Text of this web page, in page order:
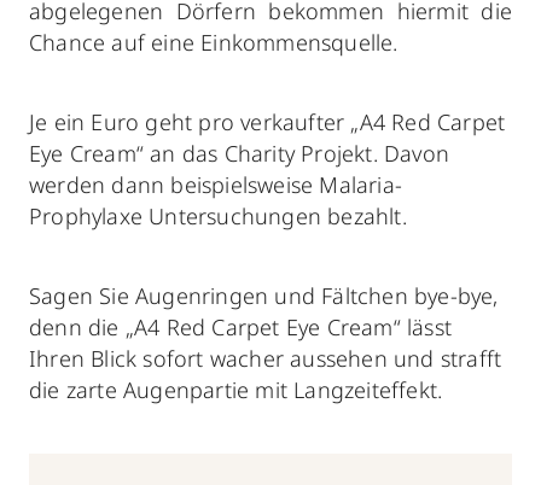
abgelegenen Dörfern bekommen hiermit die
Chance auf eine Einkommensquelle.
Je ein Euro geht pro verkaufter „A4 Red Carpet
Eye Cream“ an das Charity Projekt. Davon
werden dann beispielsweise Malaria-
Prophylaxe Untersuchungen bezahlt.
Sagen Sie Augenringen und Fältchen bye-bye,
denn die „A4 Red Carpet Eye Cream“ lässt
Ihren Blick sofort wacher aussehen und strafft
die zarte Augenpartie mit Langzeiteffekt.